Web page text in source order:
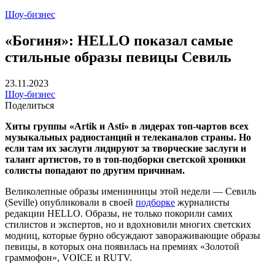
Шоу-бизнес
«Богиня»: HELLO показал самые
стильные образы певицы Севиль
23.11.2023
Шоу-бизнес
Поделиться
Хиты группы «Artik и Asti» в лидерах топ-чартов всех
музыкальных радиостанций и телеканалов страны. Но
если там их заслуги лидируют за творческие заслуги и
талант артистов, то в топ-подборки светской хроники
солисты попадают по другим причинам.
Великолепные образы именинницы этой недели — Севиль
(Seville) опубликовали в своей подборке журналисты
редакции HELLO. Образы, не только покорили самих
стилистов и экспертов, но и вдохновили многих светских
модниц, которые бурно обсуждают завораживающие образы
певицы, в которых она появилась на премиях «Золотой
граммофон», VOICE и RUTV.